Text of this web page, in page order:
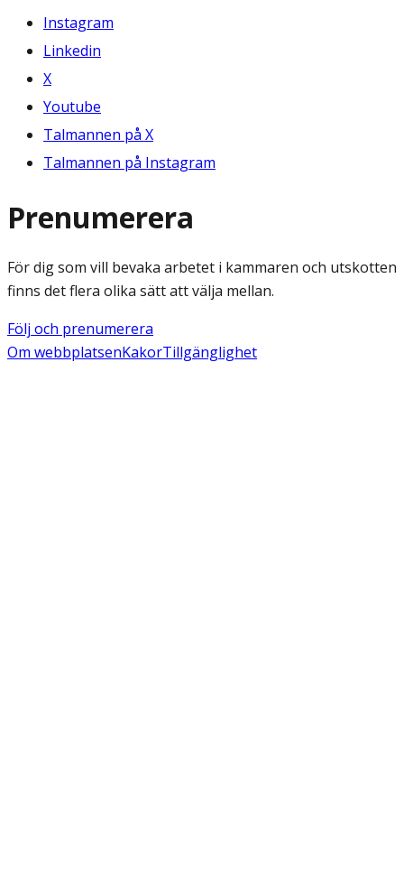
Instagram
Linkedin
X
Youtube
Talmannen på X
Talmannen på Instagram
Prenumerera
För dig som vill bevaka arbetet i kammaren och utskotten
finns det flera olika sätt att välja mellan.
Följ och prenumerera
Om webbplatsenKakorTillgänglighet